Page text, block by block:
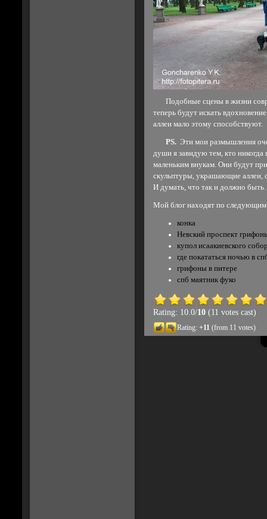
Подобные сцены в жизни
теперь будут искать
аллеи мало этому способствуют.
PS. Эти мои размышления
души я завидую тем, кто
маленьким внукам. Они будут
скульптуры, украшающие аллеи,
И думать, что так и должно
Мой блог находят по следующим
конка
Невский проспект
купол исаакиевского
где покататься ночью в
грифоны в питере
спб маятник фуко
Rating: 10.0/10(11 votes cast)
Rating: +11(from 11 votes)